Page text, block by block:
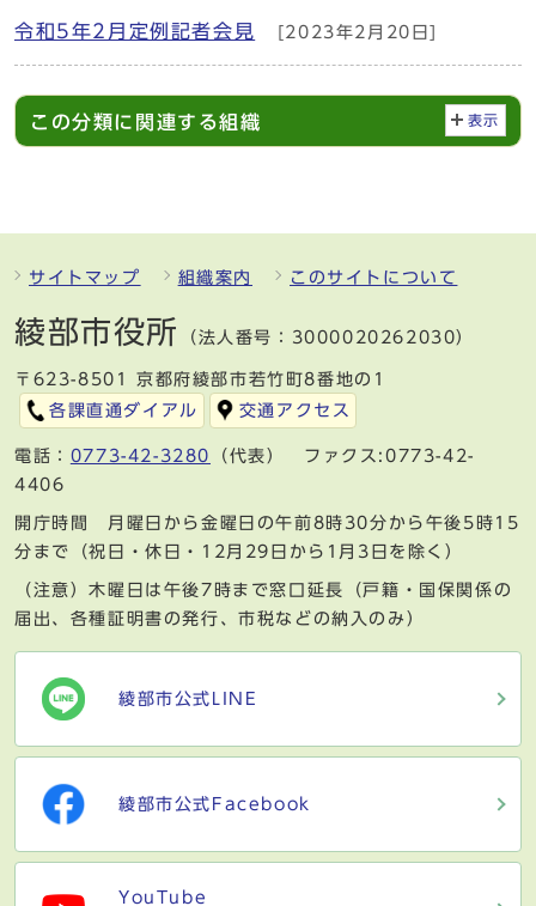
令和5年2月定例記者会見 [2023年2月20日]
この分類に関連する組織 表示
サイトマップ 組織案内 このサイトについて
綾部市役所 （法人番号：3000020262030）
〒623-8501 京都府綾部市若竹町8番地の1
各課直通ダイアル
交通アクセス
電話： 0773-42-3280
（代表） ファクス:0773-42-
4406
開庁時間 月曜日から金曜日の午前8時30分から午後5時15
分まで（祝日・休日・12月29日から1月3日を除く）
（注意）木曜日は午後7時まで窓口延長（戸籍・国保関係の
届出、各種証明書の発行、市税などの納入のみ）
綾部市公式LINE
綾部市公式Facebook
YouTube